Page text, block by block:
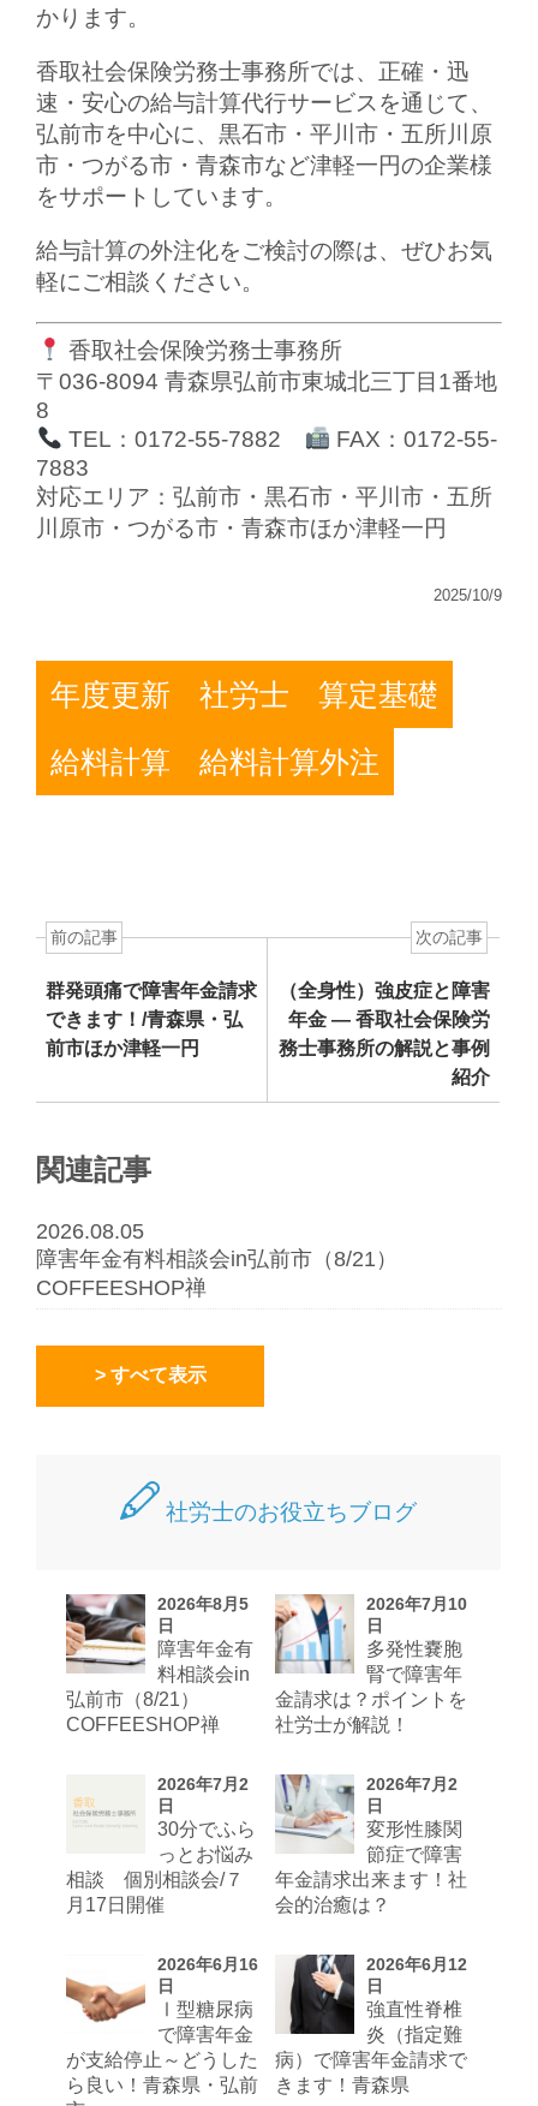
かります。
香取社会保険労務士事務所では、 正確・迅
速・安心の給与計算代行サービス を通じて、
弘前市を中心に、黒石市・平川市・五所川原
市・つがる市・青森市など津軽一円の企業様
をサポート しています。
給与計算の外注化をご検討の際は、ぜひお気
軽にご相談ください。
香取社会保険労務士事務所
〒036-8094 青森県弘前市東城北三丁目1番地
8
TEL：0172-55-7882
FAX：0172-55-
7883
対応エリア：弘前市・黒石市・平川市・五所
川原市・つがる市・青森市ほか津軽一円
2025/10/9
年度更新 社労士
算定基礎
給料計算
給料計算外注
前の記事
群発頭痛で障害年金請求
できます！/青森県・弘
前市ほか津軽一円
次の記事
（全身性）強皮症と障害
年金 — 香取社会保険労
務士事務所の解説と事例
紹介
関連記事
2026.08.05
障害年金有料相談会in弘前市（8/21）
COFFEESHOP禅
> すべて表示
社労士のお役立ちブログ
2026年8月5
日
障害年金有
料相談会in
弘前市（8/21）
COFFEESHOP禅
2026年7月10
日
多発性嚢胞
腎で障害年
金請求は？ポイントを
社労士が解説！
2026年7月2
日
30分でふら
っとお悩み
相談 個別相談会/７
月17日開催
2026年7月2
日
変形性膝関
節症で障害
年金請求出来ます！社
会的治癒は？
2026年6月16
日
Ⅰ型糖尿病
で障害年金
が支給停止～どうした
ら良い！青森県・弘前
2026年6月12
日
強直性脊椎
炎（指定難
病）で障害年金請求で
きます！青森県